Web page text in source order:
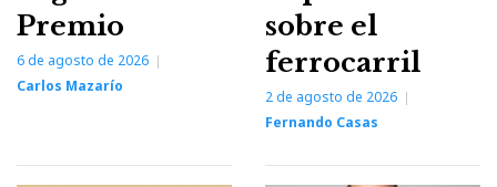
Premio
6 de agosto de 2026
Carlos Mazarío
sobre el
ferrocarril
2 de agosto de 2026
Fernando Casas